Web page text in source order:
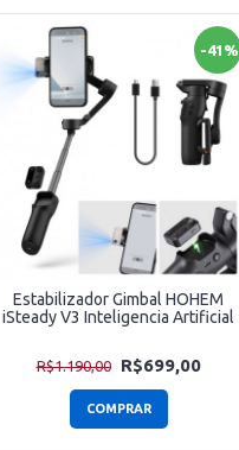
-41%
Estabilizador Gimbal HOHEM
iSteady V3 Inteligencia Artificial
R$1.190,00 R$699,00
COMPRAR